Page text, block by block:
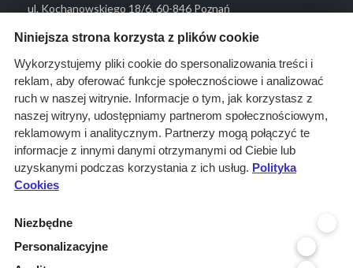
ul. Kochanowskiego 18/6, 60-846 Poznań
Menu
O nas
Rozwiązania
Monitoring
przetargów
Raporty
przetargowe
Kontakt
Niniejsza strona korzysta z plików cookie
Wykorzystujemy pliki cookie do spersonalizowania treści i
reklam, aby oferować funkcje społecznościowe i analizować
ruch w naszej witrynie. Informacje o tym, jak korzystasz z
naszej witryny, udostępniamy partnerom społecznościowym,
reklamowym i analitycznym. Partnerzy mogą połączyć te
informacje z innymi danymi otrzymanymi od Ciebie lub
uzyskanymi podczas korzystania z ich usług. Polityka
Cookies
Niezbędne
Personalizacyjne